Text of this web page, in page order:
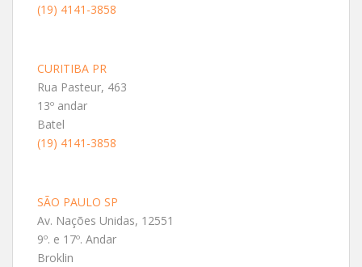
(19) 4141-3858
CURITIBA PR
Rua Pasteur, 463
13º andar
Batel
(19) 4141-3858
SÃO PAULO SP
Av. Nações Unidas, 12551
9º. e 17º. Andar
Broklin